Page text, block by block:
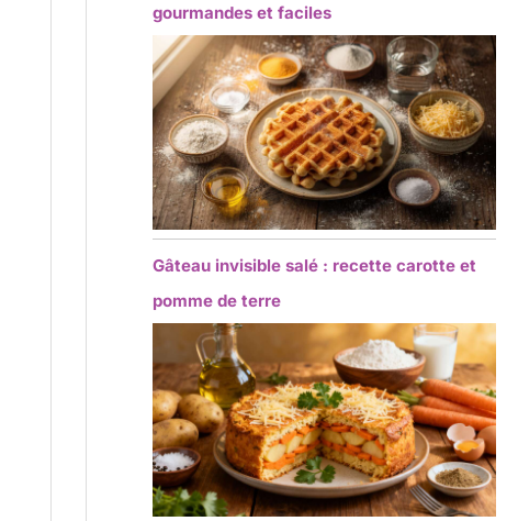
gourmandes et faciles
Gâteau invisible salé : recette carotte et
pomme de terre